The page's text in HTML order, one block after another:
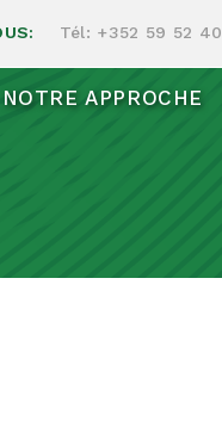
Tél: +352 59 52 40
NOTRE APPROCHE